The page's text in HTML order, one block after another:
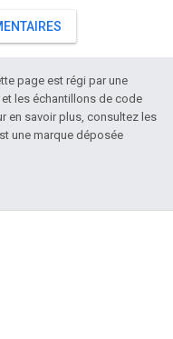
page est régi par une
et les échantillons de code
en savoir plus, consultez les
une marque déposée